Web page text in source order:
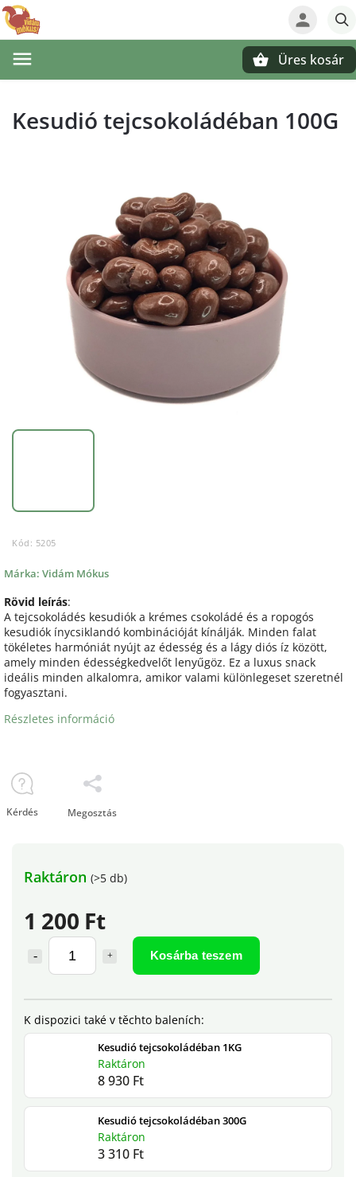
Üres kosár
Kesudió tejcsokoládéban 100G
Kód: 5205
Márka: Vidám Mókus
1 200 Ft
Kosárba teszem
Kesudió tejcsokoládéban 1KG
Raktáron
8 930 Ft
Kesudió tejcsokoládéban 300G
Raktáron
3 310 Ft
Raktáron (>5 db)
Rövid leírás:
A tejcsokoládés kesudiók a krémes csokoládé és a ropogós
kesudiók ínycsiklandó kombinációját kínálják. Minden falat
tökéletes harmóniát nyújt az édesség és a lágy diós íz között,
amely minden édességkedvelőt lenyűgöz. Ez a luxus snack
ideális minden alkalomra, amikor valami különlegeset szeretnél
fogyasztani.
Részletes információ
Kérdés Megosztás